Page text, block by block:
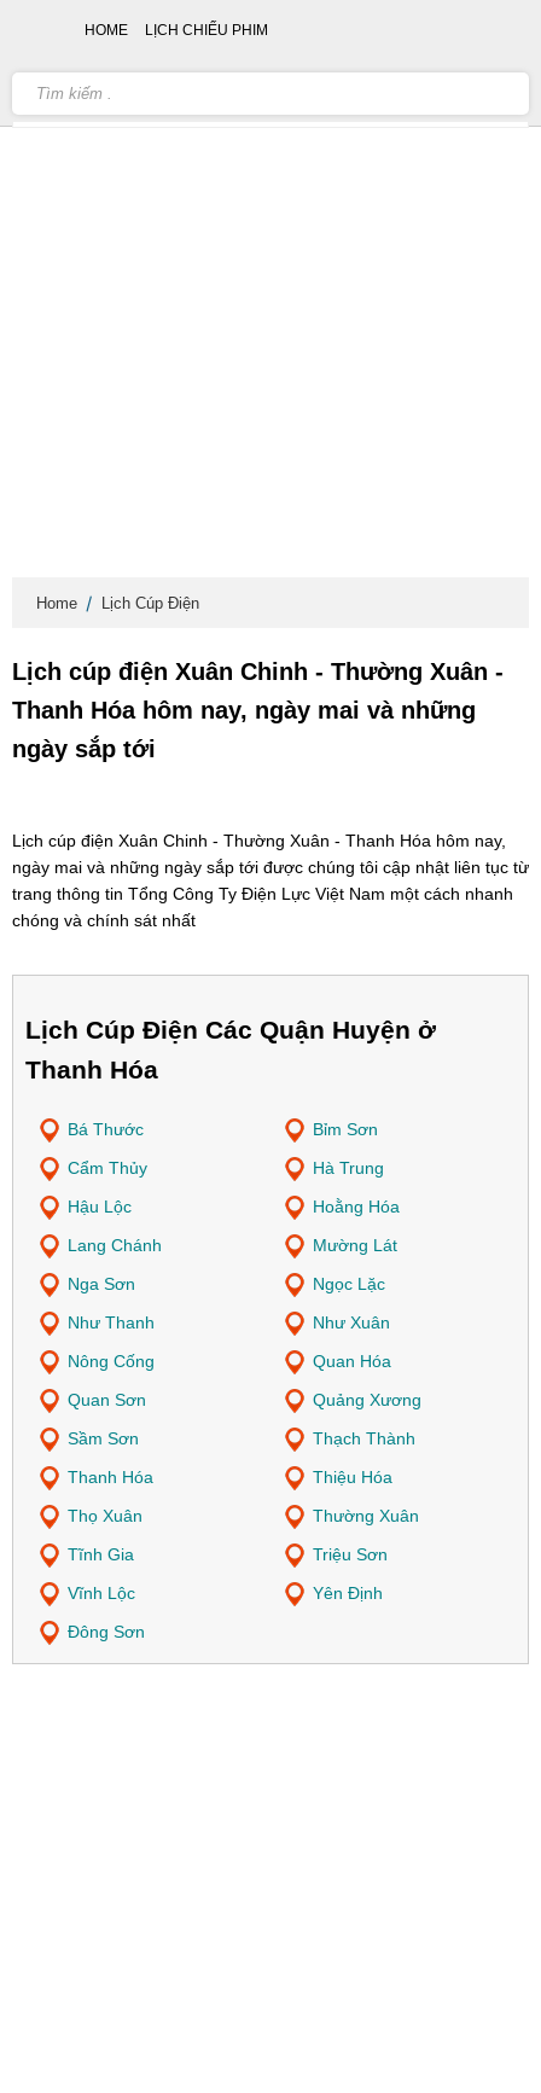
Home Lịch Cúp Điện
Lịch cúp điện Xuân Chinh - Thường Xuân -
Thanh Hóa hôm nay, ngày mai và những
ngày sắp tới
Lịch cúp điện Xuân Chinh - Thường Xuân - Thanh Hóa hôm nay,
ngày mai và những ngày sắp tới được chúng tôi cập nhật liên tục từ
trang thông tin Tổng Công Ty Điện Lực Việt Nam một cách nhanh
chóng và chính sát nhất
Lịch Cúp Điện Các Quận Huyện ở
Thanh Hóa
Bá Thước
Bỉm Sơn
Cẩm Thủy
Hà Trung
Hậu Lộc
Hoằng Hóa
Lang Chánh
Mường Lát
Nga Sơn
Ngọc Lặc
Như Thanh
Như Xuân
Nông Cống
Quan Hóa
Quan Sơn
Quảng Xương
Sầm Sơn
Thạch Thành
Thanh Hóa
Thiệu Hóa
Thọ Xuân
Thường Xuân
Tĩnh Gia
Triệu Sơn
Vĩnh Lộc
Yên Định
Đông Sơn
HOME LỊCH CHIẾU PHIM